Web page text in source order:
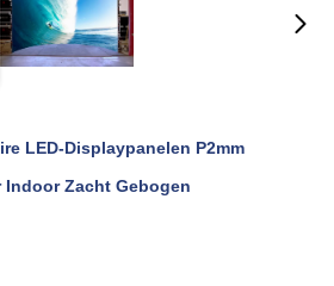
LED-Displaypanelen P2mm
Zacht Gebogen